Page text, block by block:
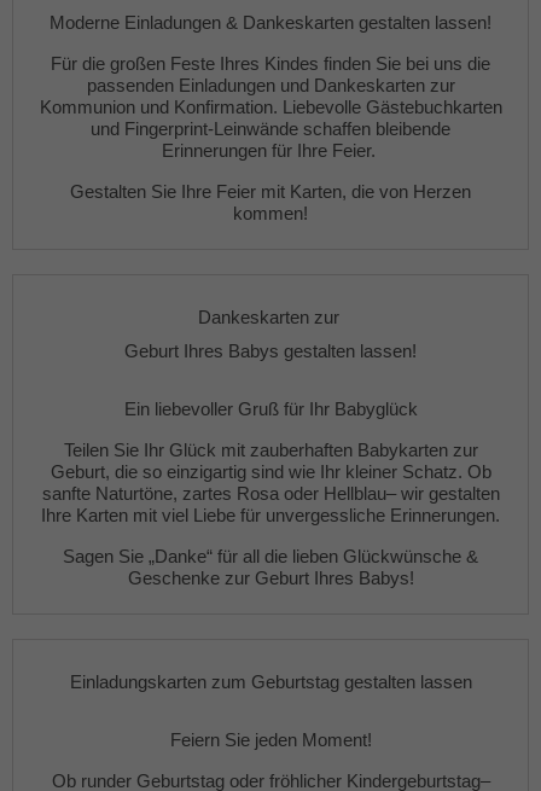
Moderne Einladungen & Dankeskarten gestalten lassen!
Für die großen Feste Ihres Kindes finden Sie bei uns die
passenden Einladungenund Dankeskartenzur
Kommunion und Konfirmation. Liebevolle Gästebuchkarten
und Fingerprint-Leinwände schaffen bleibende
Erinnerungen für Ihre Feier.
Gestalten Sie Ihre Feier mit Karten, die von Herzen
kommen!
Dankeskarten zur
Geburt Ihres Babys gestalten lassen!
Ein liebevoller Gruß für Ihr Babyglück
Teilen Sie Ihr Glück mit zauberhaften Babykarten zur
Geburt, die so einzigartig sind wie Ihr kleiner Schatz. Ob
sanfte Naturtöne, zartes Rosa oder Hellblau– wir gestalten
Ihre Karten mit viel Liebe für unvergessliche Erinnerungen.
Sagen Sie „Danke“ für all die lieben Glückwünsche &
Geschenke zur Geburt Ihres Babys!
Einladungskarten zum Geburtstag gestalten lassen
Feiern Sie jeden Moment!
Ob runder Geburtstagoder fröhlicher Kindergeburtstag–